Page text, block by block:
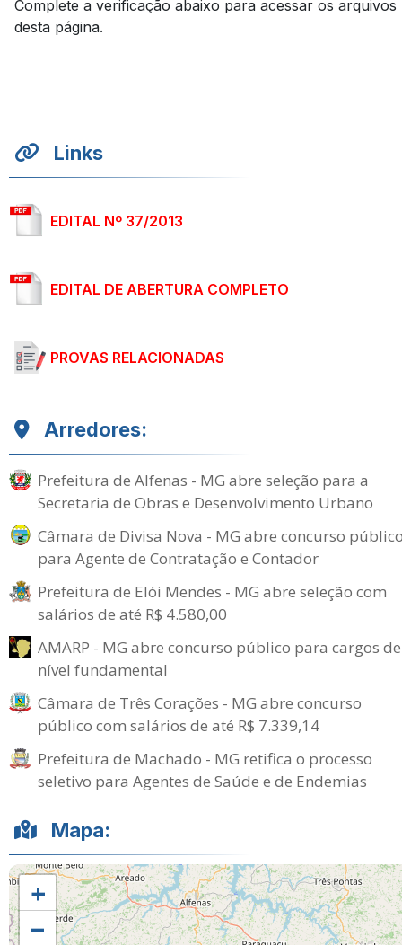
Complete a verificação abaixo para acessar os arquivos
desta página.
Links
EDITAL Nº 37/2013
EDITAL DE ABERTURA COMPLETO
PROVAS RELACIONADAS
Arredores:
Prefeitura de Alfenas - MG abre seleção para a
Secretaria de Obras e Desenvolvimento Urbano
Câmara de Divisa Nova - MG abre concurso
para Agente de Contratação e Contador
Prefeitura de Elói Mendes - MG abre seleção com
salários de até R$ 4.580,00
AMARP - MG abre concurso público para cargos de
nível fundamental
Câmara de Três Corações - MG abre concurso
público com salários de até R$ 7.339,14
Prefeitura de Machado - MG retifica o processo
seletivo para Agentes de Saúde e de Endemias
Mapa:
+
−